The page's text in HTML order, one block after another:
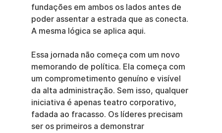
fundações em ambos os lados antes de
poder assentar a estrada que as conecta.
A mesma lógica se aplica aqui.
Essa jornada não começa com um novo
memorando de política. Ela começa com
um comprometimento genuíno e visível
da alta administração. Sem isso, qualquer
iniciativa é apenas teatro corporativo,
fadada ao fracasso. Os líderes precisam
ser os primeiros a demonstrar